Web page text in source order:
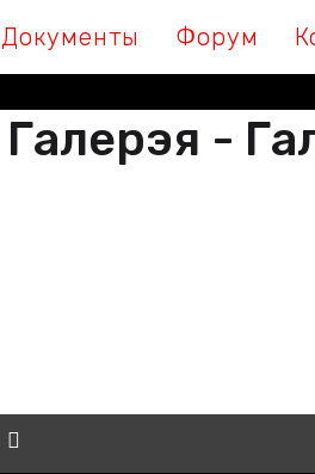
Документы Форум
Галерэя -